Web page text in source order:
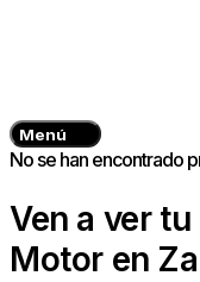
Menú
No se han encontrado
Ven a ver
Motor en